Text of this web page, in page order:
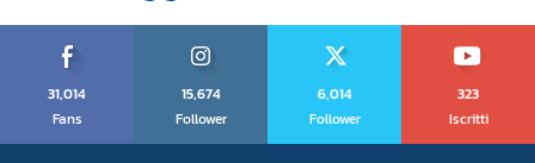
31,014
Fans
15,674
Follower
6,014
Follower
323
Iscritti